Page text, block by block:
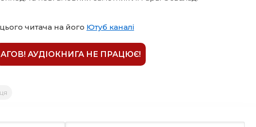
читача на його Ютуб каналі
АГОВ! АУДІОКНИГА НЕ ПРАЦЮЄ!